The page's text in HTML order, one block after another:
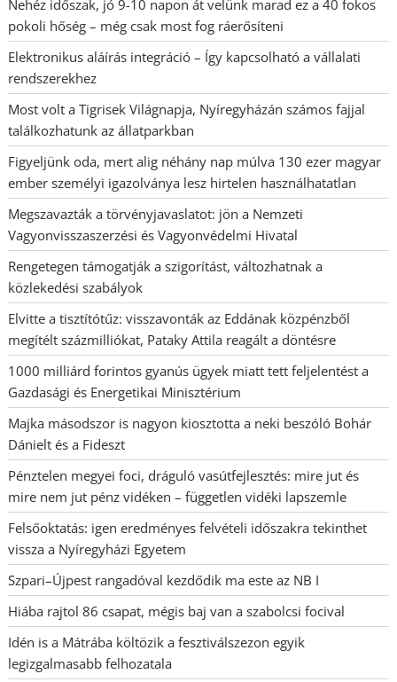
Nehéz időszak, jó 9-10 napon át velünk marad ez a 40 fokos
pokoli hőség – még csak most fog ráerősíteni
Elektronikus aláírás integráció – Így kapcsolható a vállalati
rendszerekhez
Most volt a Tigrisek Világnapja, Nyíregyházán számos fajjal
találkozhatunk az állatparkban
Figyeljünk oda, mert alig néhány nap múlva 130 ezer magyar
ember személyi igazolványa lesz hirtelen használhatatlan
Megszavazták a törvényjavaslatot: jön a Nemzeti
Vagyonvisszaszerzési és Vagyonvédelmi Hivatal
Rengetegen támogatják a szigorítást, változhatnak a
közlekedési szabályok
Elvitte a tisztítótűz: visszavonták az Eddának közpénzből
megítélt százmilliókat, Pataky Attila reagált a döntésre
1000 milliárd forintos gyanús ügyek miatt tett feljelentést a
Gazdasági és Energetikai Minisztérium
Majka másodszor is nagyon kiosztotta a neki beszóló Bohár
Dánielt és a Fideszt
Pénztelen megyei foci, dráguló vasútfejlesztés: mire jut és
mire nem jut pénz vidéken – független vidéki lapszemle
Felsőoktatás: igen eredményes felvételi időszakra tekinthet
vissza a Nyíregyházi Egyetem
Szpari–Újpest rangadóval kezdődik ma este az NB I
Hiába rajtol 86 csapat, mégis baj van a szabolcsi focival
Idén is a Mátrába költözik a fesztiválszezon egyik
legizgalmasabb felhozatala